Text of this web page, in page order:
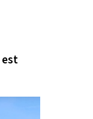
est